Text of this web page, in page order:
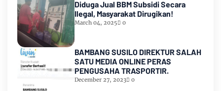
Diduga Jual BBM Subsidi Secara
Ilegal, Masyarakat Dirugikan!
March 04, 2025 0
BAMBANG SUSILO DIREKTUR SALAH
SATU MEDIA ONLINE PERAS
PENGUSAHA TRASPORTIR.
December 27, 2023 0